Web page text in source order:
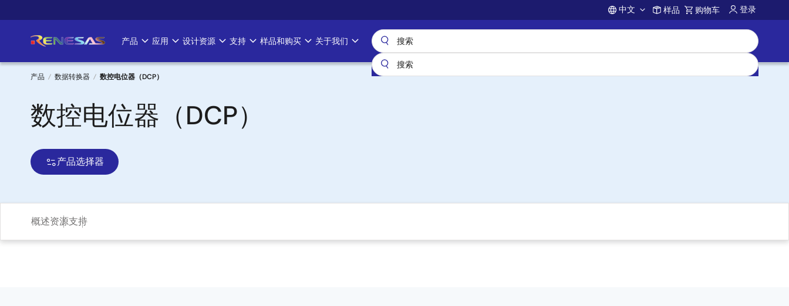
转
要
Account
中文 样品 购物车 登录
Main
navigation
产品 应用 设计资源 支持 样品和购买 关于我们
面
包
屑
产品 数据转换器 数控电位器（DCP）
数控电位器（DCP）
产品选择器
概述资源支持